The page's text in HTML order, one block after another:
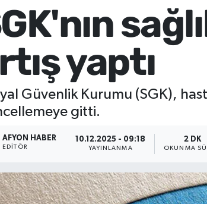
yaptı
Güvenlik Kurumu (SGK),
gitti.
AFYON HABER
EDITÖR
10.12.2025 - 09:18
YAYINLANMA
2 DK
OKUNMA